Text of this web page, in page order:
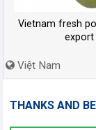
Vietnam fresh
export
Việt Nam
THANKS AND